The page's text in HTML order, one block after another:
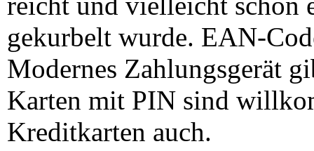
gekurbelt wurde. EAN-
Modernes Zahlungsgerät
Karten mit PIN sind
Kreditkarten auch.